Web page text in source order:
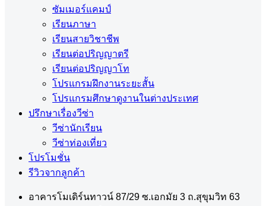
ซัมเมอร์แคมป์
เรียนภาษา
เรียนสายวิชาชีพ
เรียนต่อปริญญาตรี
เรียนต่อปริญญาโท
โปรแกรมฝึกงานระยะสั้น
โปรแกรมศึกษาดูงานในต่างประเทศ
ปรึกษาเรื่องวีซ่า
วีซ่านักเรียน
วีซ่าท่องเที่ยว
โปรโมชั่น
รีวิวจากลูกค้า
อาคารโมเดิร์นทาวน์ 87/29 ซ.เอกมัย 3 ถ.สุขุมวิท 63